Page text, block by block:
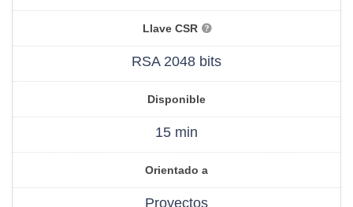
Llave CSR
RSA 2048 bits
Disponible
15 min
Orientado a
Proyectos